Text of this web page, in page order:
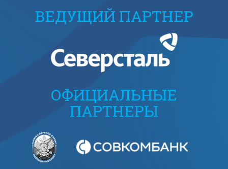
ВЕДУЩИЙ ПАРТНЕР
ОФИЦИАЛЬНЫЕ
ПАРТНЕРЫ